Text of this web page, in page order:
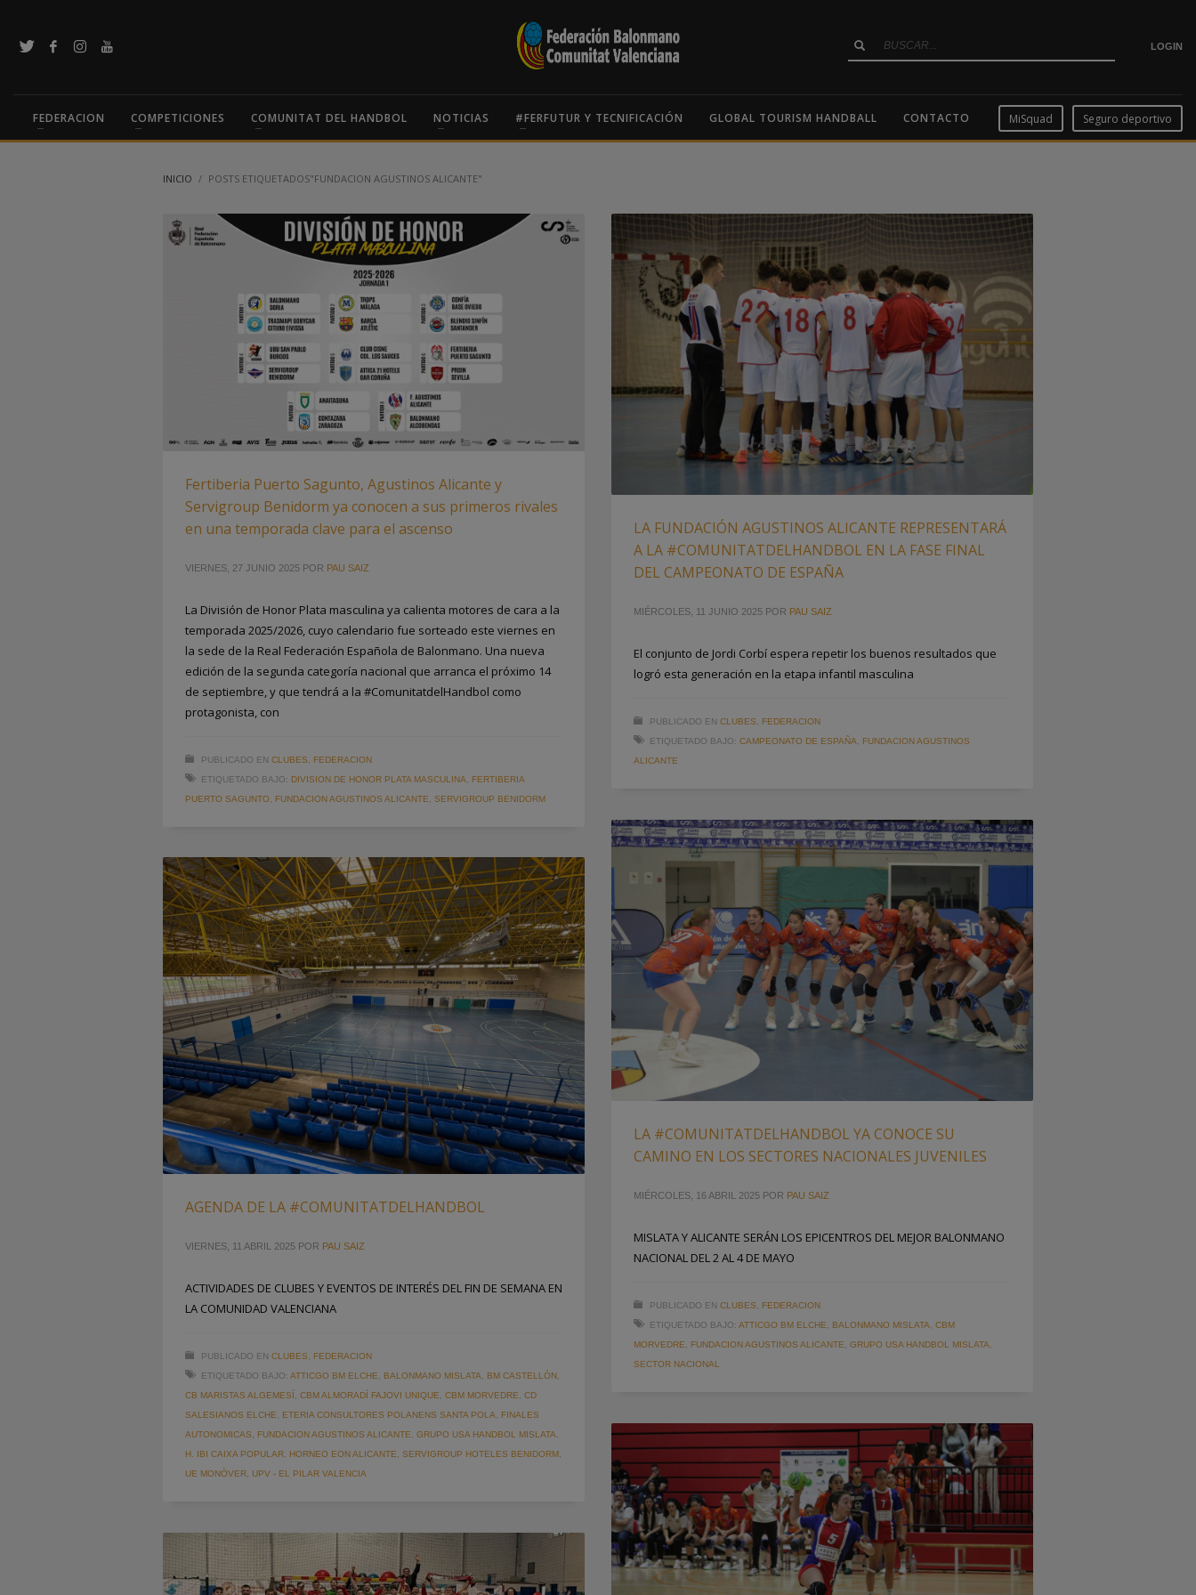
LOGIN
FEDERACION COMPETICIONES COMUNITAT DEL HANDBOL NOTICIAS #FERFUTUR Y TECNIFICACIÓN GLOBAL TOURISM HANDBALL CONTACTO MiSquad Seguro deportivo
INICIO POSTS ETIQUETADOS"FUNDACION AGUSTINOS ALICANTE"
Fertiberia Puerto Sagunto, Agustinos Alicante y
Servigroup Benidorm ya conocen a sus primeros rivales
en una temporada clave para el ascenso
VIERNES, 27 JUNIO 2025 POR PAU SAIZ
La División de Honor Plata masculina ya calienta motores de cara a la
temporada 2025/2026, cuyo calendario fue sorteado este viernes en
la sede de la Real Federación Española de Balonmano. Una nueva
edición de la segunda categoría nacional que arranca el próximo 14
de septiembre, y que tendrá a la #ComunitatdelHandbol como
protagonista, con
PUBLICADO EN CLUBES
FEDERACION
ETIQUETADO BAJO: DIVISION DE HONOR PLATA MASCULINA
FERTIBERIA
PUERTO SAGUNTO
FUNDACION AGUSTINOS ALICANTE SERVIGROUP BENIDORM
LA FUNDACIÓN AGUSTINOS ALICANTE REPRESENTARÁ
A LA #COMUNITATDELHANDBOL EN LA FASE FINAL
DEL CAMPEONATO DE ESPAÑA
MIÉRCOLES, 11 JUNIO 2025 POR PAU SAIZ
El conjunto de Jordi Corbí espera repetir los buenos resultados que
logró esta generación en la etapa infantil masculina
PUBLICADO EN CLUBES
FEDERACION
ETIQUETADO BAJO: CAMPEONATO DE ESPAÑA
FUNDACION AGUSTINOS
ALICANTE
LA #COMUNITATDELHANDBOL YA CONOCE SU
CAMINO EN LOS SECTORES NACIONALES JUVENILES
MIÉRCOLES, 16 ABRIL 2025 POR PAU SAIZ
MISLATA Y ALICANTE SERÁN LOS EPICENTROS DEL MEJOR BALONMANO
NACIONAL DEL 2 AL 4 DE MAYO
PUBLICADO EN CLUBES, FEDERACION
ETIQUETADO BAJO: ATTICGO BM ELCHE, BALONMANO MISLATA, CBM
MORVEDRE, FUNDACION AGUSTINOS ALICANTE, GRUPO USA HANDBOL MISLATA,
SECTOR NACIONAL
AGENDA DE LA #COMUNITATDELHANDBOL
VIERNES, 11 ABRIL 2025 POR PAU SAIZ
ACTIVIDADES DE CLUBES Y EVENTOS DE INTERÉS DEL FIN DE SEMANA EN
LA COMUNIDAD VALENCIANA
PUBLICADO EN CLUBES
FEDERACION
ETIQUETADO BAJO: ATTICGO BM ELCHE BALONMANO MISLATA BM CASTELLÓN
CB MARISTAS ALGEMESÍ
CBM ALMORADÍ FAJOVI UNIQUE CBM MORVEDRE
CD
SALESIANOS ELCHE
ETERIA CONSULTORES POLANENS SANTA POLA
FINALES
AUTONOMICAS
FUNDACION AGUSTINOS ALICANTE GRUPO USA HANDBOL MISLATA
H. IBI CAIXA POPULAR
HORNEO EON ALICANTE SERVIGROUP HOTELES BENIDORM
UE MONÒVER UPV - EL PILAR VALENCIA